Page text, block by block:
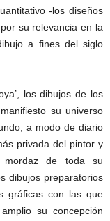
-los diseños
su relevancia en la
a fines del siglo
los dibujos de los
su universo
a modo de diario
privada del pintor y
de toda su
dibujos preparatorios
gráficas con las que
su concepción